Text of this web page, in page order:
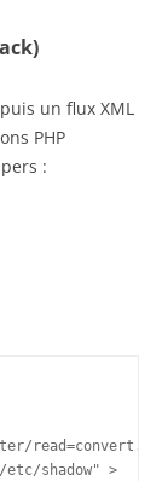
un flux XML
PHP
:
shadow" >